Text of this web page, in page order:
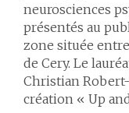
neurosciences
présentés au
zone située
de Cery. Le
Christian
création « Up